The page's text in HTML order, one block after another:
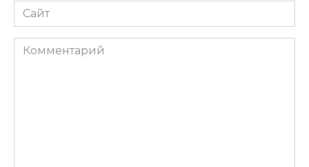
Сайт
Комментарий